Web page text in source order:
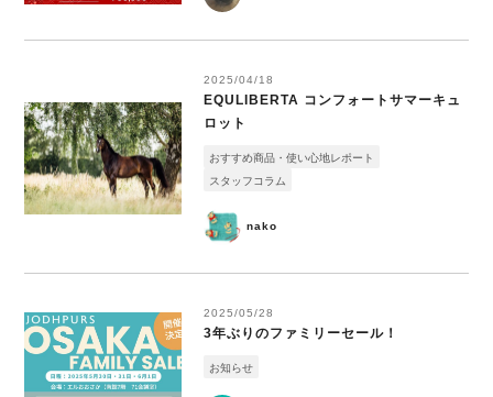
2025/04/18
EQULIBERTA コンフォートサマーキュ
ロット
nako
おすすめ商品・使い心地レポート
スタッフコラム
2025/05/28
3年ぶりのファミリーセール！
お知らせ